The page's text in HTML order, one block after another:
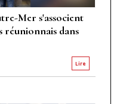
Mer s'associent
dans
Lire